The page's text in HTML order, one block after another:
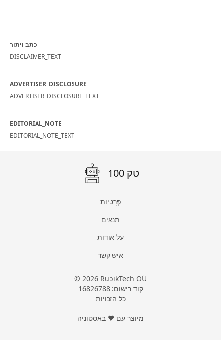
כתב ויתור
DISCLAIMER_TEXT
ADVERTISER_DISCLOSURE
ADVERTISER_DISCLOSURE_TEXT
EDITORIAL_NOTE
EDITORIAL_NOTE_TEXT
100 טק
פְּרָטִיוּת
תנאים
על אודות
איש קשר
© 2026 RubikTech OÜ
קוד רישום: 16826788
כל הזכויות
מיוצר עם ❤ באסטוניה